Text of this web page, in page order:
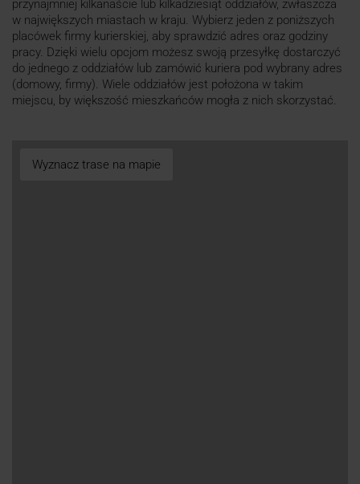
przynajmniej kilkanaście lub kilkadziesiąt oddziałów, zwłaszcza
w największych miastach w kraju. Wybierz jeden z poniższych
placówek firmy kurierskiej, aby sprawdzić adres oraz godziny
pracy. Dzięki wielu opcjom możesz swoją przesyłkę dostarczyć
do jednego z oddziałów lub zamówić kuriera pod wybrany adres
(domowy, firmy). Wiele oddziałów jest położona w takim
miejscu, by większość mieszkańców mogła z nich skorzystać.
Wyznacz trase na mapie